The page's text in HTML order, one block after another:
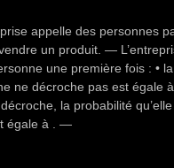
appelle des personnes
un produit. —
une première fois : •
ne décroche pas est égale à
la probabilité
égale à . —